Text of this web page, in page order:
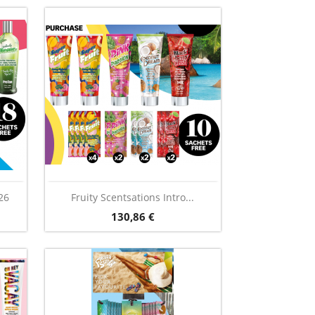
Fruity Scentsations Intro...
Preis
130,86 €
Vorschau